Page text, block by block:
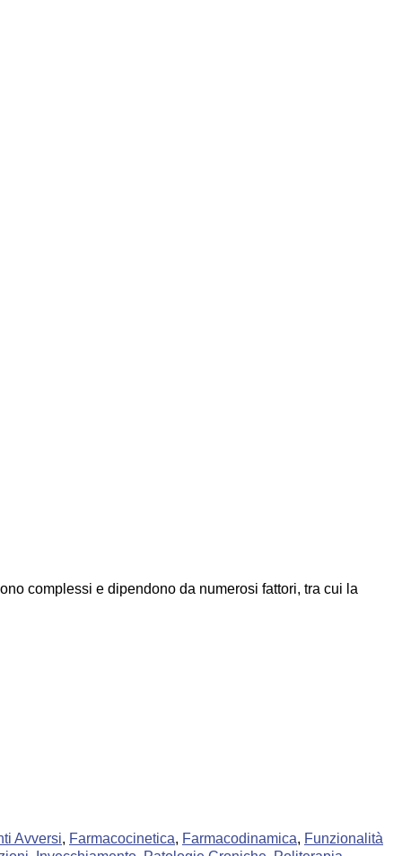
complessi e dipendono da numerosi fattori, tra cui la
Avversi, Farmacocinetica, Farmacodinamica, Funzionalità